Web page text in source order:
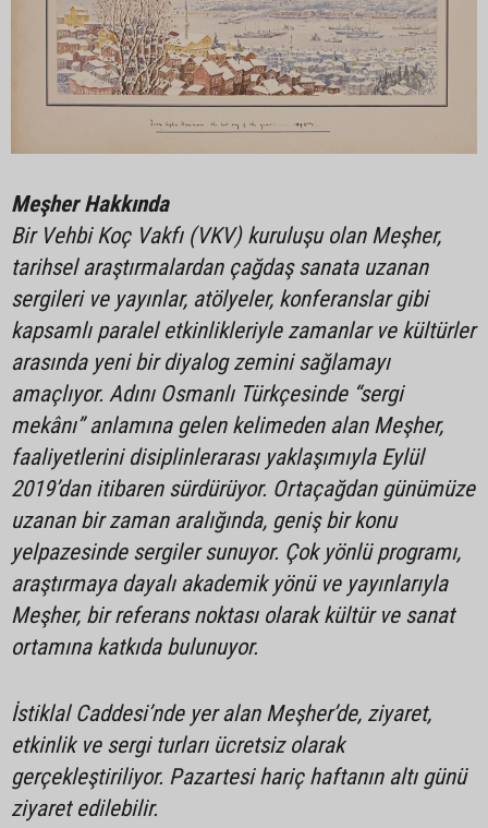
Meşher Hakkında
Bir Vehbi Koç Vakfı (VKV) kuruluşu olan Meşher,
tarihsel araştırmalardan çağdaş sanata uzanan
sergileri ve yayınlar, atölyeler, konferanslar gibi
kapsamlı paralel etkinlikleriyle zamanlar ve kültürler
arasında yeni bir diyalog zemini sağlamayı
amaçlıyor. Adını Osmanlı Türkçesinde “sergi
mekânı” anlamına gelen kelimeden alan Meşher,
faaliyetlerini disiplinlerarası yaklaşımıyla Eylül
2019’dan itibaren sürdürüyor. Ortaçağdan günümüze
uzanan bir zaman aralığında, geniş bir konu
yelpazesinde sergiler sunuyor. Çok yönlü programı,
araştırmaya dayalı akademik yönü ve yayınlarıyla
Meşher, bir referans noktası olarak kültür ve sanat
ortamına katkıda bulunuyor.
İstiklal Caddesi’nde yer alan Meşher’de, ziyaret,
etkinlik ve sergi turları ücretsiz olarak
gerçekleştiriliyor. Pazartesi hariç haftanın altı günü
ziyaret edilebilir.